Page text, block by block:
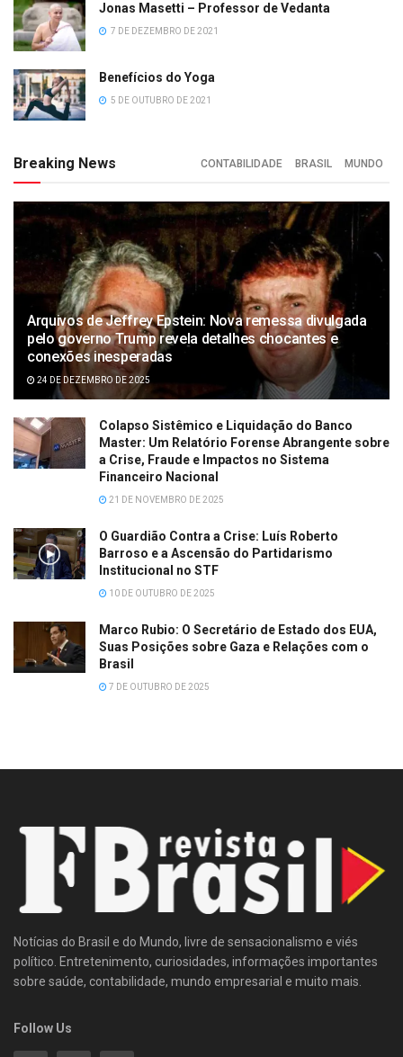
Jonas Masetti – Professor de Vedanta
7 DE DEZEMBRO DE 2021
Benefícios do Yoga
5 DE OUTUBRO DE 2021
Breaking News CONTABILIDADE BRASIL MUNDO
Arquivos de Jeffrey Epstein: Nova remessa divulgada
pelo governo Trump revela detalhes chocantes e
conexões inesperadas
24 DE DEZEMBRO DE 2025
Colapso Sistêmico e Liquidação do Banco
Master: Um Relatório Forense Abrangente sobre
a Crise, Fraude e Impactos no Sistema
Financeiro Nacional
21 DE NOVEMBRO DE 2025
O Guardião Contra a Crise: Luís Roberto
Barroso e a Ascensão do Partidarismo
Institucional no STF
10 DE OUTUBRO DE 2025
Marco Rubio: O Secretário de Estado dos EUA,
Suas Posições sobre Gaza e Relações com o
Brasil
7 DE OUTUBRO DE 2025
Notícias do Brasil e do Mundo, livre de sensacionalismo e viés
político. Entretenimento, curiosidades, informações importantes
sobre saúde, contabilidade, mundo empresarial e muito mais.
Follow Us